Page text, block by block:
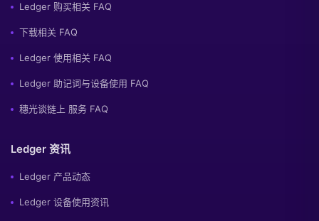
Ledger 购买相关 FAQ
下载相关 FAQ
Ledger 使用相关 FAQ
Ledger 助记词与设备使用 FAQ
穗光谈链上 服务 FAQ
Ledger 资讯
Ledger 产品动态
Ledger 设备使用资讯